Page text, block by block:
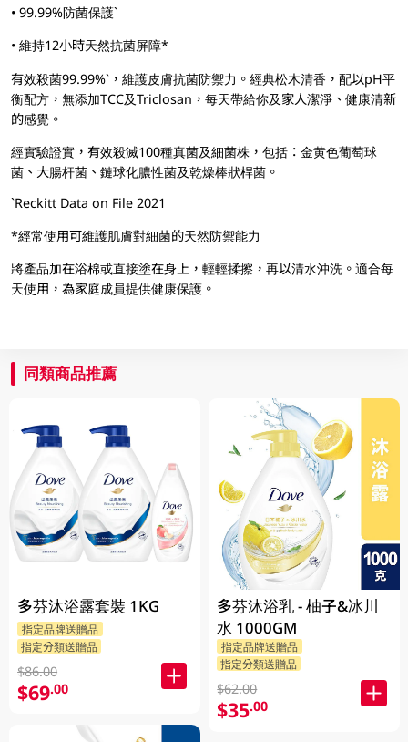
• 99.99%防菌保護`
• 維持12小時天然抗菌屏障*
有效殺菌99.99%`，維護皮膚抗菌防禦力。經典松木清香，配以pH平
衡配方，無添加TCC及Triclosan，每天帶給你及家人潔淨、健康清新
的感覺。
經實驗證實，有效殺滅100種真菌及細菌株，包括：金黄色葡萄球
菌、大腸杆菌、鏈球化膿性菌及乾燥棒狀桿菌。
`Reckitt Data on File 2021
*經常使用可維護肌膚對細菌的天然防禦能力
將產品加在浴棉或直接塗在身上，輕輕揉擦，再以清水沖洗。適合每
天使用，為家庭成員提供健康保護。
同類商品推薦
多芬沐浴露套裝 1KG
指定品牌送贈品
指定分類送贈品
$86.00
$69.00
多芬沐浴乳 - 柚子&冰川
水 1000GM
指定品牌送贈品
指定分類送贈品
$62.00
$35.00